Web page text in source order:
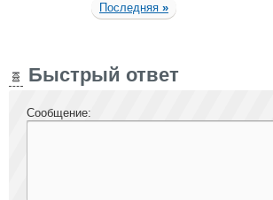
Последняя »
Быстрый ответ
Сообщение: